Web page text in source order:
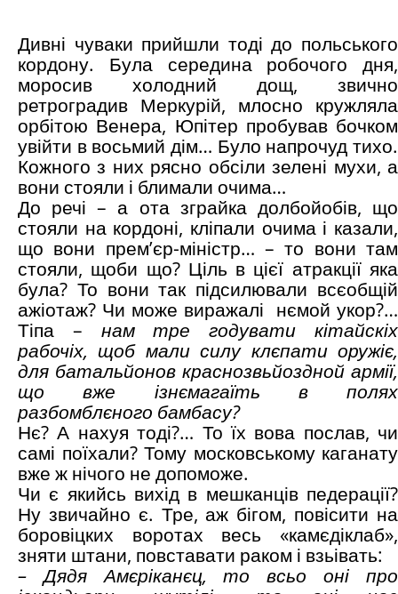
Дивні чуваки прийшли тоді до польського
кордону. Була середина робочого дня,
моросив холодний дощ, звично
ретроградив Меркурій, млосно кружляла
орбітою Венера, Юпітер пробував бочком
увійти в восьмий дім… Було напрочуд тихо.
Кожного з них рясно обсіли зелені мухи, а
вони стояли і блимали очима…
До речі – а ота зграйка долбойобів, що
стояли на кордоні, кліпали очима і казали,
що вони прем’єр-міністр… – то вони там
стояли, щоби що? Ціль в цієї атракції яка
була? То вони так підсилювали всєобщій
ажіотаж? Чи може виражалі нємой укор?…
Тіпа – нам тре годувати кітайскіх
рабочіх, щоб мали силу клєпати оружіє,
для батальйонов краснозвьйоздной армії,
що вже ізнємагаїть в полях
разбомблєного бамбасу?
Нє? А нахуя тоді?… То їх вова послав, чи
самі поїхали? Тому московському каганату
вже ж нічого не допоможе.
Чи є якийсь вихід в мешканців педерації?
Ну звичайно є. Тре, аж бігом, повісити на
боровіцких воротах весь «камєдіклаб»,
зняти штани, повставати раком і взьівать:
– Дядя Амєріканєц, то всьо оні про